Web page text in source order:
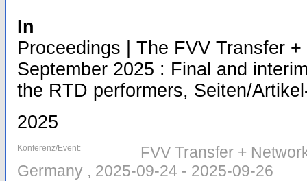
In
Proceedings | The FVV Transfer
September 2025 : Final and
the RTD performers, Seiten/
2025
Konferenz/Event:
FVV Transfer +
Germany , 2025-09-24 - 2025-09-26